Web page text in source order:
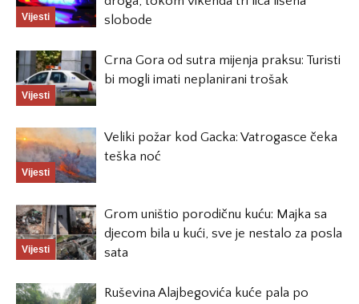
Vijesti
slobode
Vijesti
Crna Gora od sutra mijenja praksu: Turisti
bi mogli imati neplanirani trošak
Vijesti
Veliki požar kod Gacka: Vatrogasce čeka
teška noć
Vijesti
Grom uništio porodičnu kuću: Majka sa
djecom bila u kući, sve je nestalo za posla
sata
Ruševina Alajbegovića kuće pala po